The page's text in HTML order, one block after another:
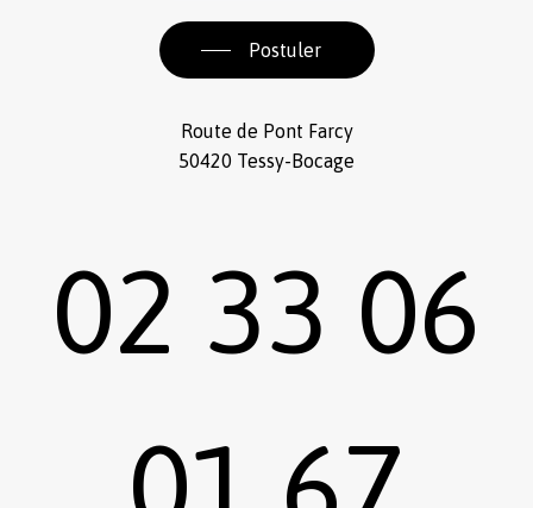
Postuler
Route de Pont Farcy
50420 Tessy-Bocage
02 33 06